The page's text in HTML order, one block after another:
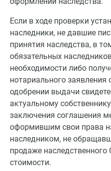
Если в ходе проверки
наследники, не давшие
принятия наследства, в
обязательных
необходимости либо
нотариального заявления
одобрении выдачи
актуальному
заключения соглашения
оформившим свои права
наследником, не
продаже наследственного
стоимости.